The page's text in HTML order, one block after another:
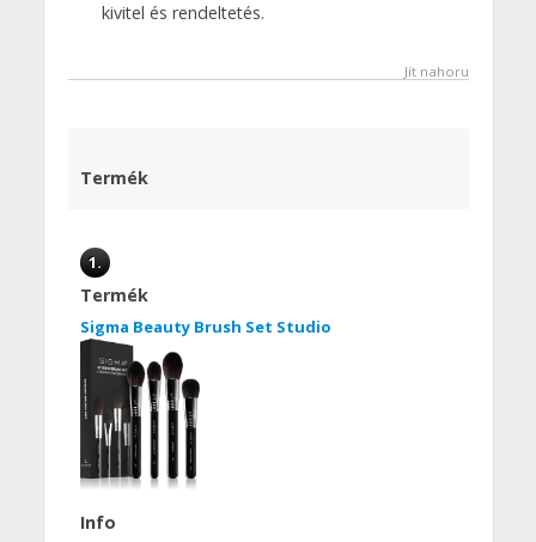
kivitel és rendeltetés.
Jít nahoru
Termék
1.
Termék
Sigma Beauty Brush Set Studio
Info